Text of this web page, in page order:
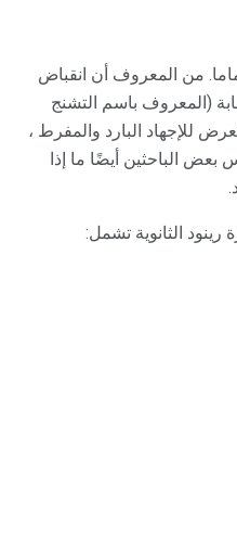
من المعروف أن انقباض
(المعروف باسم التشنج
للإجهاد البارد والمفرط ،
الباحثين أيضًا ما إذا
الثانوية تشمل: